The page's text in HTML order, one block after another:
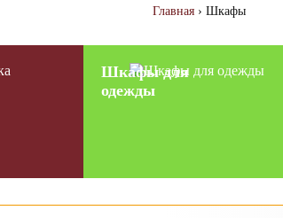
Главная› Шкафы
Шкафы для
одежды